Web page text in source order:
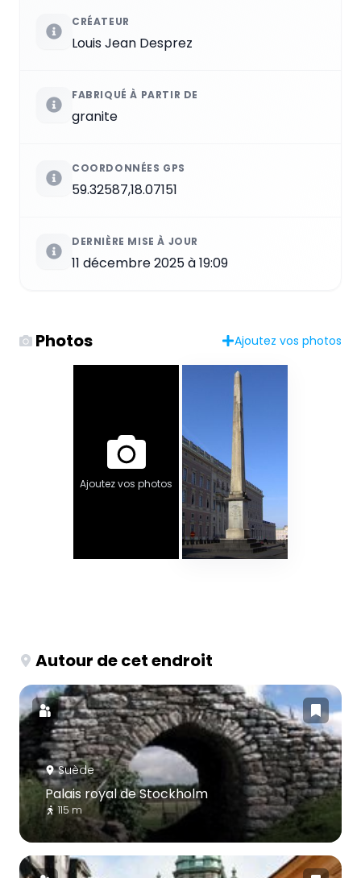
CRÉATEUR
Louis Jean Desprez
FABRIQUÉ À PARTIR DE
granite
COORDONNÉES GPS
59.32587,18.07151
DERNIÈRE MISE À JOUR
11 décembre 2025 à 19:09
Photos Ajoutez vos photos
Ajoutez vos photos
Autour de cet endroit
Suède
Palais royal de Stockholm
115 m